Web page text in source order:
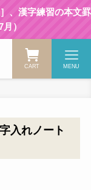
、漢字練習の本文罫
）
CART MENU
入れノート